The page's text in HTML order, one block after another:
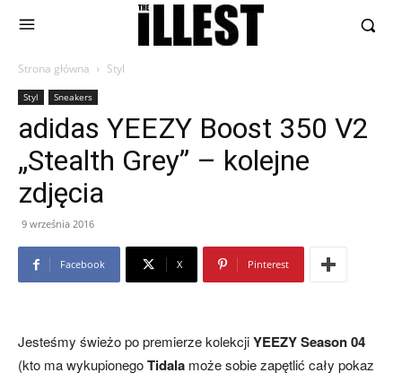
Strona główna Styl
Styl Sneakers
adidas YEEZY Boost 350 V2
„Stealth Grey” – kolejne
zdjęcia
9 września 2016
Facebook X Pinterest
Jesteśmy świeżo po premierze kolekcjiYEEZYSeason 04
(kto ma wykupionegoTidala może sobie zapętlić cały pokaz